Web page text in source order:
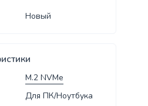
Новый
M.2 NVMe
Для ПК/Ноутбука